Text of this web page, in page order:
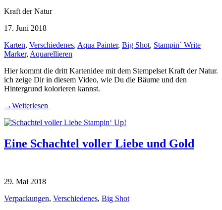
Kraft der Natur
17. Juni 2018
Karten, Verschiedenes, Aqua Painter, Big Shot, Stampin´ Write
Marker, Aquarellieren
Hier kommt die dritt Kartenidee mit dem Stempelset Kraft der Natur.
ich zeige Dir in diesem Video, wie Du die Bäume und den
Hintergrund kolorieren kannst.
→Weiterlesen
Eine Schachtel voller Liebe und Gold
29. Mai 2018
Verpackungen, Verschiedenes, Big Shot